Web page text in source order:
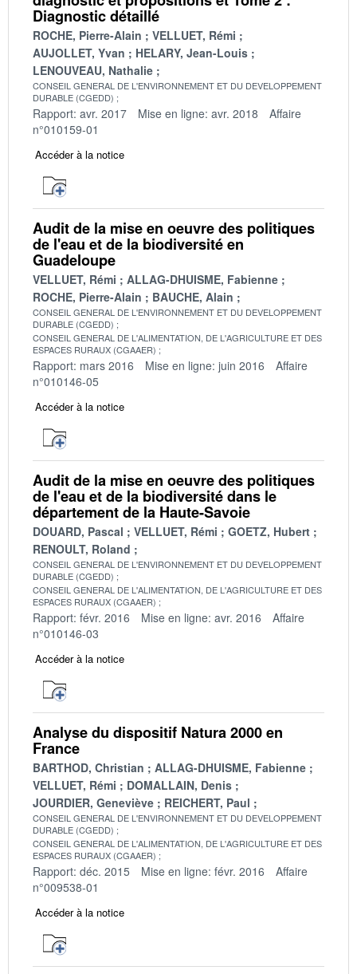
Diagnostic détaillé
ROCHE, Pierre-Alain
VELLUET, Rémi
AUJOLLET, Yvan
HELARY, Jean-Louis
LENOUVEAU, Nathalie
CONSEIL GENERAL DE L'ENVIRONNEMENT ET DU DEVELOPPEMENT
DURABLE (CGEDD)
Rapport: avr. 2017 Mise en ligne: avr. 2018
Affaire
n°010159-01
Accéder à la notice
Audit de la mise en oeuvre des politiques
de l'eau et de la biodiversité en
Guadeloupe
VELLUET, Rémi
ALLAG-DHUISME, Fabienne
ROCHE, Pierre-Alain
BAUCHE, Alain
CONSEIL GENERAL DE L'ENVIRONNEMENT ET DU DEVELOPPEMENT
DURABLE (CGEDD)
CONSEIL GENERAL DE L'ALIMENTATION, DE L'AGRICULTURE ET DES
ESPACES RURAUX (CGAAER)
Rapport: mars 2016 Mise en ligne: juin 2016
Affaire
n°010146-05
Accéder à la notice
Audit de la mise en oeuvre des politiques
de l'eau et de la biodiversité dans le
département de la Haute-Savoie
DOUARD, Pascal VELLUET, Rémi
GOETZ, Hubert
RENOULT, Roland
CONSEIL GENERAL DE L'ENVIRONNEMENT ET DU DEVELOPPEMENT
DURABLE (CGEDD)
CONSEIL GENERAL DE L'ALIMENTATION, DE L'AGRICULTURE ET DES
ESPACES RURAUX (CGAAER)
Rapport: févr. 2016 Mise en ligne: avr. 2016
Affaire
n°010146-03
Accéder à la notice
Analyse du dispositif Natura 2000 en
France
BARTHOD, Christian
ALLAG-DHUISME, Fabienne
VELLUET, Rémi
DOMALLAIN, Denis
JOURDIER, Geneviève
REICHERT, Paul
CONSEIL GENERAL DE L'ENVIRONNEMENT ET DU DEVELOPPEMENT
DURABLE (CGEDD)
CONSEIL GENERAL DE L'ALIMENTATION, DE L'AGRICULTURE ET DES
ESPACES RURAUX (CGAAER)
Rapport: déc. 2015 Mise en ligne: févr. 2016
Affaire
n°009538-01
Accéder à la notice